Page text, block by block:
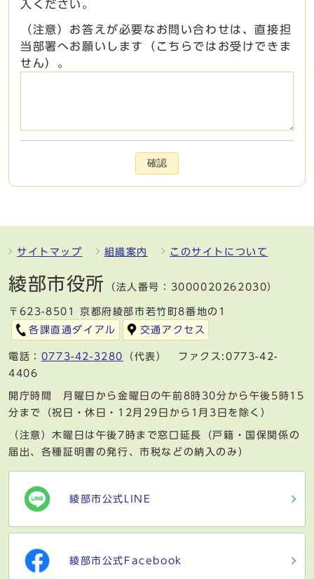
入ください。
（注意）お答えが必要なお問い合わせは、直接担
当部署へお願いします（こちらではお受けできま
せん）。
確認
サイトマップ 組織案内 このサイトについて
綾部市役所 （法人番号：3000020262030）
〒623-8501 京都府綾部市若竹町8番地の1
各課直通ダイアル
交通アクセス
電話： 0773-42-3280
（代表） ファクス:0773-42-
4406
開庁時間 月曜日から金曜日の午前8時30分から午後5時15
分まで（祝日・休日・12月29日から1月3日を除く）
（注意）木曜日は午後7時まで窓口延長（戸籍・国保関係の
届出、各種証明書の発行、市税などの納入のみ）
綾部市公式LINE
綾部市公式Facebook